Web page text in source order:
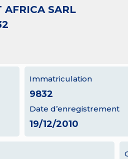
AFRICA SARL
Immatriculation
9832
Date d’enregistrement
19/12/2010